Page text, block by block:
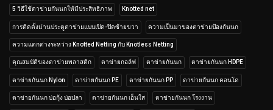
5 วิธีใช้ตาข่ายกันนกให้มีประสิทธิภาพ Knotted net
การติดตั้งม่านประตูตาข่ายแบบเปิด-ปิดซ้ายขวา ความเป็นมาของตาข่ายป้องกันนก
ความแตกต่างระหว่าง Knotted Netting กับ Knotless Netting
คุณสมบัติของตาข่ายพลาสติก ตาข่ายกอล์ฟ ตาข่ายกันนก ตาข่ายกันนก HDPE
ตาข่ายกันนก Nylon ตาข่ายกันนก PE ตาข่ายกันนก PP ตาข่ายกันนก คอนโด
ตาข่ายกันนก บ่อกุ้ง บ่อปลา ตาข่ายกันนก เอ็นใส ตาข่ายกันนก โรงงาน